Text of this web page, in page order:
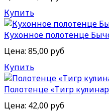
Купить
Кухонное полотенце
Цена: 85,00 руб
Купить
Полотенце «Тигр
Цена: 42,00 руб